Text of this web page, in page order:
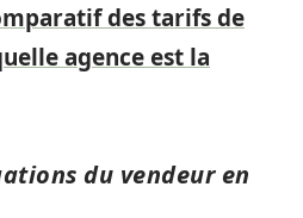
des tarifs de
agence est la
du vendeur en